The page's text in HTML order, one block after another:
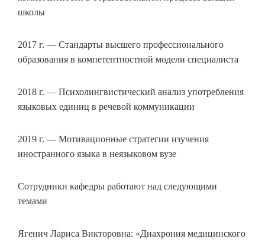
школы
2017 г. — Стандарты высшего профессионального
образования в компетентностной модели специалиста
2018 г. — Психолингвистический анализ употребления
языковых единиц в речевой коммуникации
2019 г. — Мотивационные стратегии изучения
иностранного языка в неязыковом вузе
Сотрудники кафедры работают над следующими
темами
Ягенич Лариса Викторовна: «Диахрония медицинского